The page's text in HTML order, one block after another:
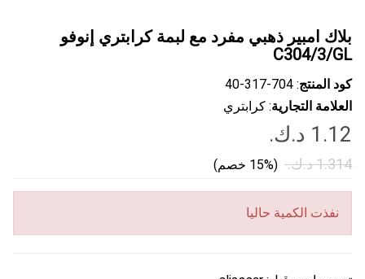
بلاك امبير ذهبي مفرد مع لبمة كرابتري إنوفو
C304/3/GL
كود المنتج: ‎40-317-704
العلامة التجارية: كرابتري
(15% خصم)
نفذت الكمية حاليا